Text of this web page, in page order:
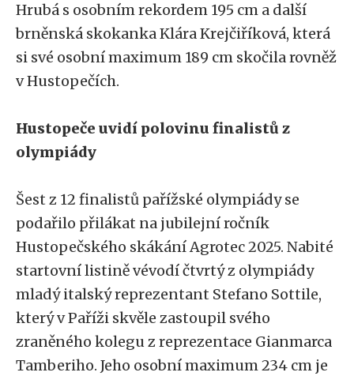
Hrubá s osobním rekordem 195 cm a další
brněnská skokanka Klára Krejčiříková, která
si své osobní maximum 189 cm skočila rovněž
v Hustopečích.
Hustopeče uvidí polovinu finalistů z
olympiády
Šest z 12 finalistů pařížské olympiády se
podařilo přilákat na jubilejní ročník
Hustopečského skákání Agrotec 2025. Nabité
startovní listině vévodí čtvrtý z olympiády
mladý italský reprezentant Stefano Sottile,
který v Paříži skvěle zastoupil svého
zraněného kolegu z reprezentace Gianmarca
Tamberiho. Jeho osobní maximum 234 cm je